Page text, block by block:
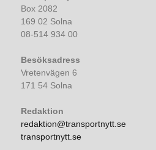
Box 2082
169 02 Solna
08-514 934 00
Besöksadress
Vretenvägen 6
171 54 Solna
Redaktion
redaktion@transportnytt.se
transportnytt.se